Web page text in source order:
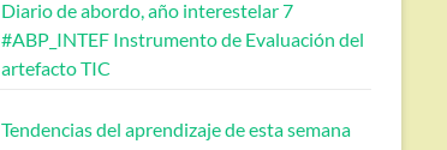
Diario de abordo, año interestelar 7
#ABP_INTEF Instrumento de Evaluación del
artefacto TIC
Tendencias del aprendizaje de esta semana